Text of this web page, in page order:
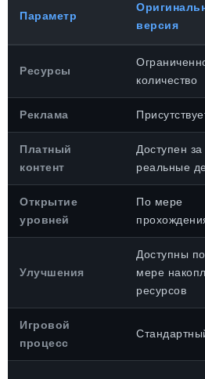
Параметр
версия
Ресурсы
количество
Реклама
Платный
контент
Доступен за
реальные
Открытие
уровней
По мере
Улучшения
Доступны по
мере
ресурсов
Игровой
процесс